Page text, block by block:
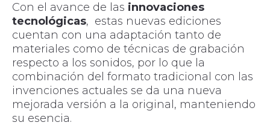
Con el avance de las innovaciones
tecnológicas, estas nuevas ediciones
cuentan con una adaptación tanto de
materiales como de técnicas de grabación
respecto a los sonidos, por lo que la
combinación del formato tradicional con las
invenciones actuales se da una nueva
mejorada versión a la original, manteniendo
su esencia.